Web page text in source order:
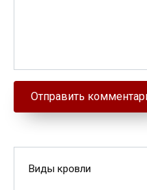
Виды кровли